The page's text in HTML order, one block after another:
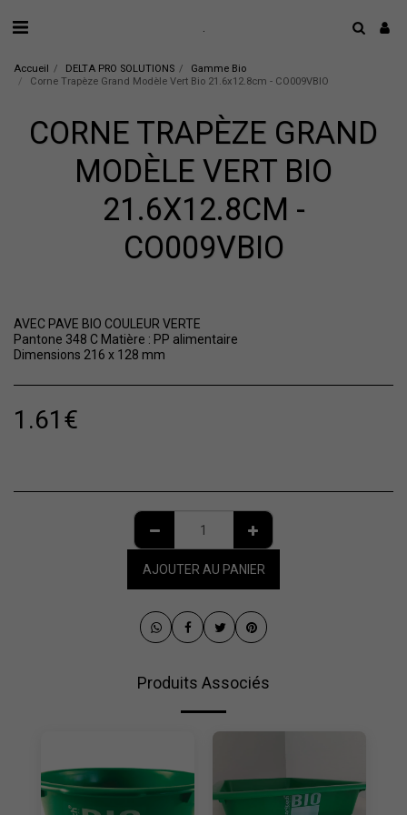
Accueil DELTA PRO SOLUTIONS
Gamme Bio
Corne Trapèze Grand Modèle Vert Bio 21.6x12.8cm - CO009VBIO
CORNE TRAPÈZE GRAND
MODÈLE VERT BIO
21.6X12.8CM -
CO009VBIO
AVEC PAVE BIO COULEUR VERTE
Pantone 348 C Matière : PP alimentaire
Dimensions 216 x 128 mm
1.61 €
AJOUTER AU PANIER
Produits Associés